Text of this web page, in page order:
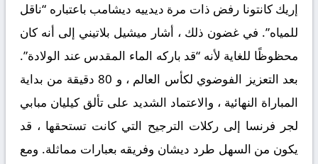
إريك كانتونا رفض ذات مرة ديدييه ديشامب باعتباره “ناقل
للمياه”. في غضون ذلك ، أشار ميشيل بلاتيني إلى أنه كان
محظوظًا للغاية لأنه “قد باركه الماء المقدس عند الولادة”.
بعد التعزيز الفوضوي لكأس العالم ، و 80 دقيقة من بداية
المباراة النهائية ، والاعتماد الشديد على تألق كيليان مبابي
لجر فرنسا إلى ركلات الترجيح التي كانت تستحقها ، قد
يكون من السهل طرد ديشان وفريقه بعبارات مماثلة. ومع